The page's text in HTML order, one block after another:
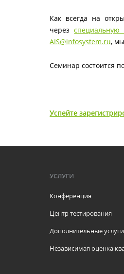
Как всегда на
через
AIS@infosystem.ru,
Семинар состоится
Успейте
УСЛУГИ
Конференция
Центр тестирования
Дополнительные услуги
Независимая оценка